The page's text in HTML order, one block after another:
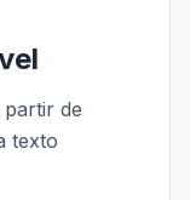
partir de
texto